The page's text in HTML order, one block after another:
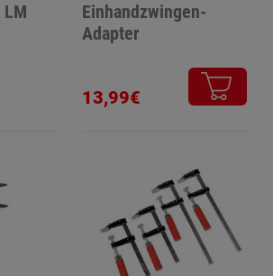
Einhandzwingen-
Adapter
13,99€